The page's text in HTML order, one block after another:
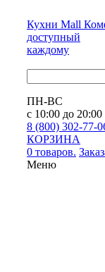
Кухни Mall
доступный
каждому
ПН-ВС
с 10:00 до 20:00
8 (800) 302-77-
КОРЗИНА
0 товаров.
Меню